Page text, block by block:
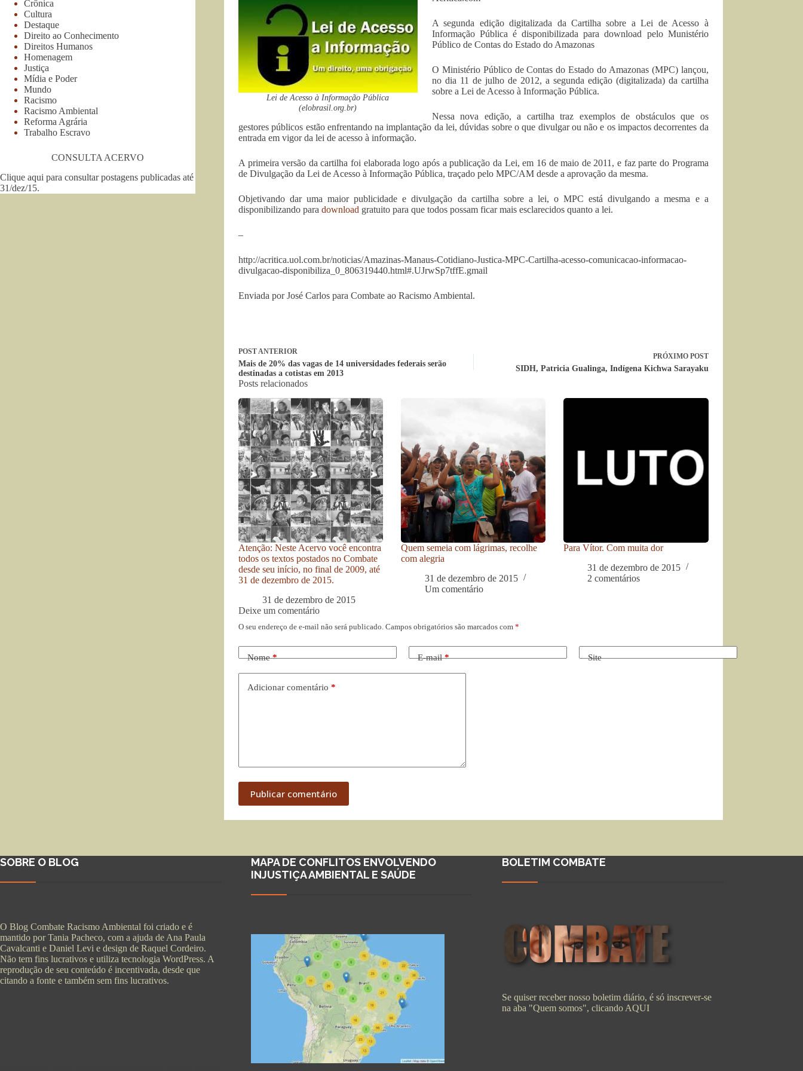
Lei de Acesso à Informação Pública
(elobrasil.org.br)
A segunda edição digitalizada da Cartilha sobre a Lei de Acesso à
Informação Pública é disponibilizada para download pelo Munistério
Público de Contas do Estado do Amazonas
O Ministério Público de Contas do Estado do Amazonas (MPC) lançou,
no dia 11 de julho de 2012, a segunda edição (digitalizada) da cartilha
sobre a Lei de Acesso à Informação Pública.
Nessa nova edição, a cartilha traz exemplos de obstáculos que os
gestores públicos estão enfrentando na implantação da lei, dúvidas sobre o que divulgar ou não e os impactos decorrentes da
entrada em vigor da lei de acesso à informação.
A primeira versão da cartilha foi elaborada logo após a publicação da Lei, em 16 de maio de 2011, e faz parte do Programa
de Divulgação da Lei de Acesso à Informação Pública, traçado pelo MPC/AM desde a aprovação da mesma.
Objetivando dar uma maior publicidade e divulgação da cartilha sobre a lei, o MPC está divulgando a mesma e a
disponibilizando para download gratuito para que todos possam ficar mais esclarecidos quanto a lei.
–
http://acritica.uol.com.br/noticias/Amazinas-Manaus-Cotidiano-Justica-MPC-Cartilha-acesso-comunicacao-informacao-
divulgacao-disponibiliza_0_806319440.html#.UJrwSp7tffE.gmail
Enviada por José Carlos para Combate ao Racismo Ambiental.
POSTANTERIOR
Mais de 20% das vagas de 14 universidades federais serão
destinadas a cotistas em 2013
PRÓXIMO POST
SIDH, Patricia Gualinga, Indígena Kichwa Sarayaku
Posts relacionados
Atenção: Neste Acervo você encontra
todos os textos postados no Combate
desde seu início, no final de 2009, até
31 de dezembro de 2015.
31 de dezembro de 2015
Quem semeia com lágrimas, recolhe
com alegria
31 de dezembro de 2015
Um comentário
Para Vítor. Com muita dor
31 de dezembro de 2015
2 comentários
Deixe um comentário
O seu endereço de e-mail não será publicado. Campos obrigatórios são marcados com *
Nome* E-mail* Site
Adicionar comentário *
Publicar comentário
Crônica
Cultura
Destaque
Direito ao Conhecimento
Direitos Humanos
Homenagem
Justiça
Mídia e Poder
Mundo
Racismo
Racismo Ambiental
Reforma Agrária
Trabalho Escravo
CONSULTA ACERVO
Clique aqui para consultar postagens publicadas até
31/dez/15.
SOBRE O BLOG
O Blog Combate Racismo Ambiental foi criado e é
mantido por Tania Pacheco, com a ajuda de Ana Paula
Cavalcanti e Daniel Levi e design de Raquel Cordeiro.
Não tem fins lucrativos e utiliza tecnologia WordPress. A
reprodução de seu conteúdo é incentivada, desde que
citando a fonte e também sem fins lucrativos.
MAPA DE CONFLITOS ENVOLVENDO
INJUSTIÇA AMBIENTAL E SAÚDE
BOLETIM COMBATE
Se quiser receber nosso boletim diário, é só inscrever-se
na aba "Quem somos", clicando AQUI